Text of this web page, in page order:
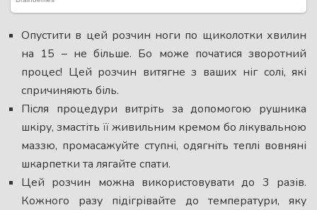
Опустити в цей розчин ноги по щиколотки хвилин
на 15 – не більше. Бо може початися зворотний
процес! Цей розчин витягне з ваших ніг солі, які
спричиняють біль.
Після процедури витріть за допомогою рушника
шкіру, змастіть її живильним кремом бо лікувальною
маззю, промасажуйте ступні, одягніть теплі вовняні
шкарпетки та лягайте спати.
Цей розчин можна використовувати до 3 разів.
Кожного разу підігрівайте до температури, яку